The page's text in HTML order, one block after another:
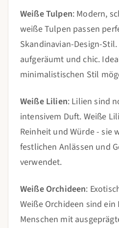
Weiße Tulpen: Modern,
weiße Tulpen passen
Skandinavian-Design-
aufgeräumt und chic.
minimalistischen Stil
Weiße Lilien: Lilien sind
intensivem Duft. Weiße
Reinheit und Würde - sie
festlichen Anlässen und
verwendet.
Weiße Orchideen:
Weiße Orchideen sind
Menschen mit